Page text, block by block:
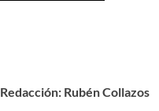
Redacción: Rubén Collazos